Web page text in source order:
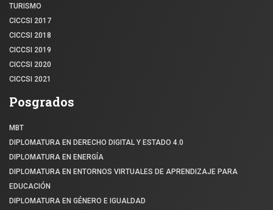
TURISMO
CICCSI 2017
CICCSI 2018
CICCSI 2019
CICCSI 2020
CICCSI 2021
Posgrados
MBT
DIPLOMATURA EN DERECHO DIGITAL Y ESTADO 4.0
DIPLOMATURA EN ENERGÍA
DIPLOMATURA EN ENTORNOS VIRTUALES DE APRENDIZAJE PARA
EDUCACIÓN
DIPLOMATURA EN GÉNERO E IGUALDAD